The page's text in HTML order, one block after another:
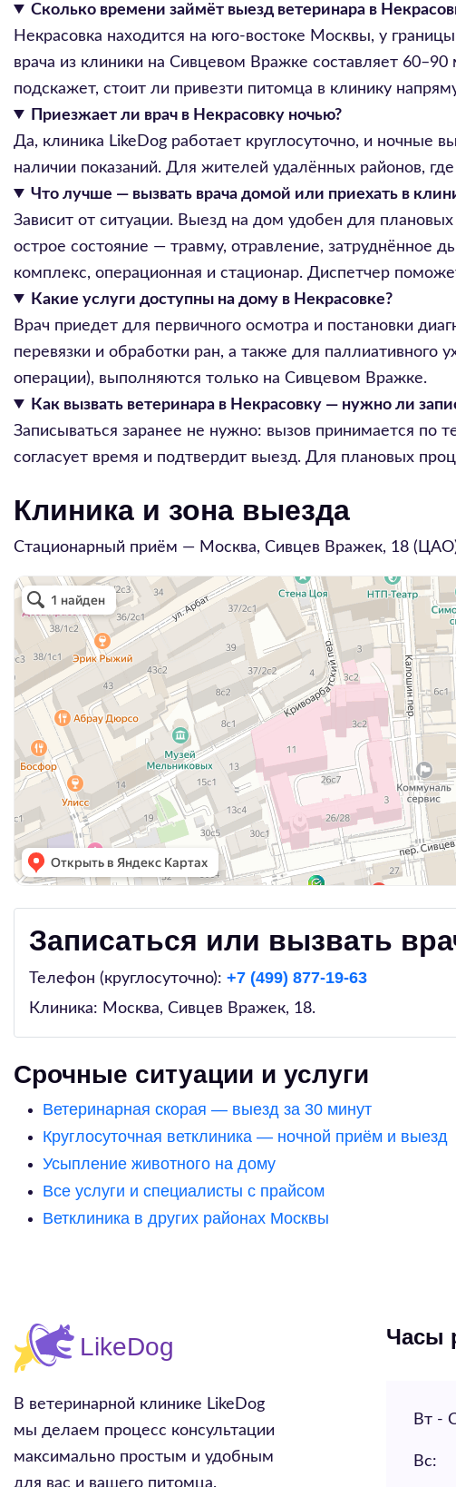
Сколько времени займёт выезд ветеринара в
Некрасовка находится на юго-востоке Москвы, у
врача из клиники на Сивцевом Вражке составляет
подскажет, стоит ли привезти питомца в клинику
Приезжает ли врач в Некрасовку ночью?
Да, клиника LikeDog работает круглосуточно, и
наличии показаний. Для жителей удалённых районов,
Что лучше — вызвать врача домой или приехать в
Зависит от ситуации. Выезд на дом удобен для
острое состояние — травму, отравление, затруднённое
комплекс, операционная и стационар. Диспетчер
Какие услуги доступны на дому в Некрасовке?
Врач приедет для первичного осмотра и постановки
перевязки и обработки ран, а также для
операции), выполняются только на Сивцевом Вражке.
Как вызвать ветеринара в Некрасовку — нужно ли
Записываться заранее не нужно: вызов принимается по
согласует время и подтвердит выезд. Для плановых
Клиника и зона выезда
Стационарный приём — Москва, Сивцев Вражек, 18
Записаться или вызвать
Телефон (круглосуточно): +7 (499) 877-19-63
Клиника: Москва, Сивцев Вражек, 18.
Срочные ситуации и услуги
Ветеринарная скорая — выезд за 30 минут
Круглосуточная ветклиника — ночной приём и выезд
Усыпление животного на дому
Все услуги и специалисты с прайсом
Ветклиника в других районах Москвы
В ветеринарной клинике LikeDog
мы делаем процесс консультации
максимально простым и удобным
для вас и вашего питомца.
Часы
Вт -
Вс: